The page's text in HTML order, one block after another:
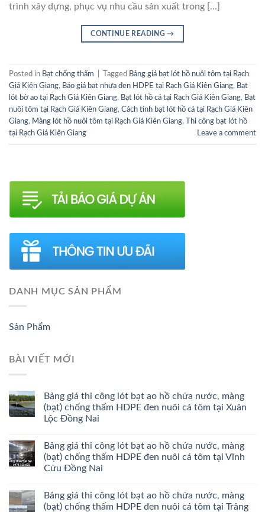
trình xây dựng, phục vụ nhu cầu sản xuất trong […]
CONTINUE READING→
Posted in Bạt chống thấm Tagged Bảng giá bạt lót hồ nuôi tôm tại Rạch
Giá Kiên Giang, Báo giá bạt nhựa đen HDPE tại Rạch Giá Kiên Giang, Bạt
lót bờ ao tại Rạch Giá Kiên Giang, Bạt lót hồ cá tại Rạch Giá Kiên Giang, Bạt
nuôi tôm tại Rạch Giá Kiên Giang, Cách tính bạt lót hồ cá tại Rạch Giá Kiên
Giang, Màng lót hồ nuôi tôm tại Rạch Giá Kiên Giang,
Thi công bạt lót hồ
tại Rạch Giá Kiên Giang
Leave a comment
DANH MỤC SẢN PHẨM
Sản Phẩm
BÀI VIẾT MỚI
Bảng giá thi công lót bạt ao hồ chứa nước, màng
(bạt) chống thấm HDPE đen nuôi cá tôm tại Xuân
Lộc Đồng Nai
Bảng giá thi công lót bạt ao hồ chứa nước, màng
(bạt) chống thấm HDPE đen nuôi cá tôm tại Vĩnh
Cửu Đồng Nai
Bảng giá thi công lót bạt ao hồ chứa nước, màng
(bạt) chống thấm HDPE đen nuôi cá tôm tại Trảng